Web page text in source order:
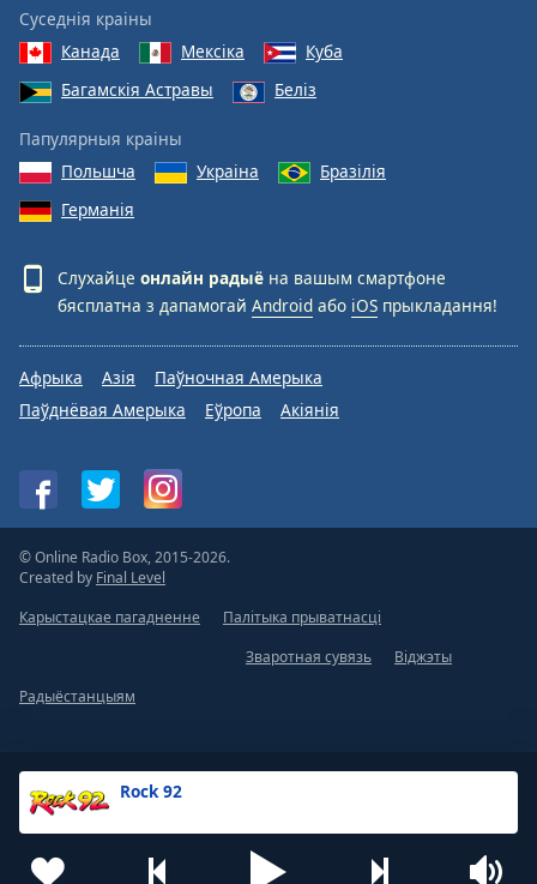
Rock 92
Суседнія краіны
Канада
Мексіка
Куба
Багамскія Астравы
Беліз
Папулярныя краіны
Польшча
Украіна
Бразілія
Германія
Слухайце онлайн радыё на вашым смартфоне
бясплатна з дапамогай Android або iOS прыкладання!
Афрыка Азія
Паўночная Амерыка
Паўднёвая Амерыка
Еўропа Акіянія
© Online Radio Box, 2015-2026.
Created by Final Level
Карыстацкае пагадненне
Палітыка прыватнасці
Зваротная сувязь
Віджэты
Радыёстанцыям